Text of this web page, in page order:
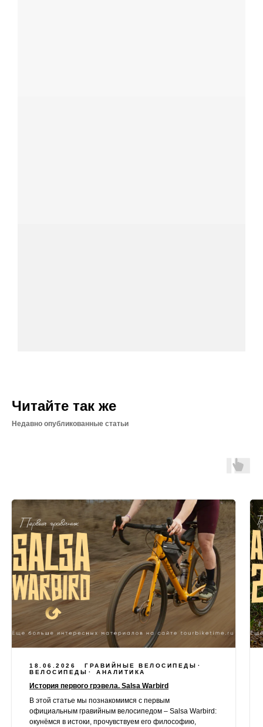
Читайте так же
Недавно опубликованные статьи
18.06.2026
ГРАВИЙНЫЕ ВЕЛОСИПЕДЫ
ВЕЛОСИПЕДЫ
АНАЛИТИКА
История первого грэвела. Salsa Warbird
В этой статье мы познакомимся с первым
официальным гравийным велосипедом – Salsa Warbird:
окунёмся в истоки, прочувствуем его философию,